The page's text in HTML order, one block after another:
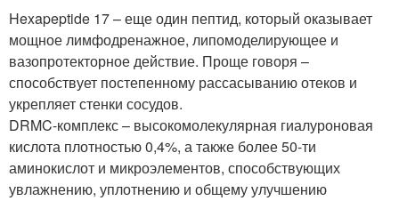
Hexapeptide 17 – еще один пептид, который оказывает
мощное лимфодренажное, липомоделирующее и
вазопротекторное действие. Проще говоря –
способствует постепенному рассасыванию отеков и
укрепляет стенки сосудов.
DRMC-комплекс – высокомолекулярная гиалуроновая
кислота плотностью 0,4%, а также более 50-ти
аминокислот и микроэлементов, способствующих
увлажнению, уплотнению и общему улучшению